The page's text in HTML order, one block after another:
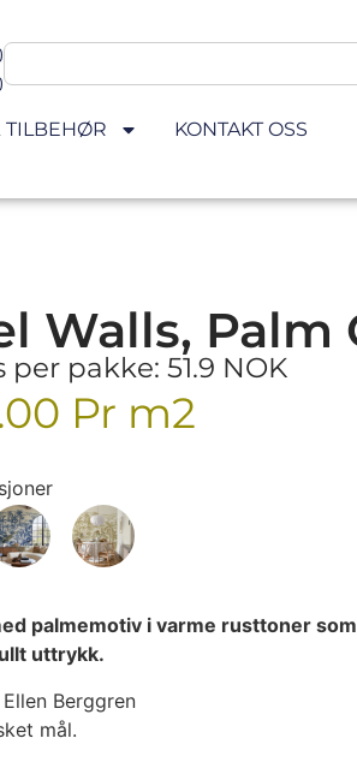
TILBEHØR KONTAKT OSS
Walls, Palm
per pakke: 51.9 NOK
Pr m2
palmemotiv i varme rusttoner
uttrykk.
Berggren
mål.